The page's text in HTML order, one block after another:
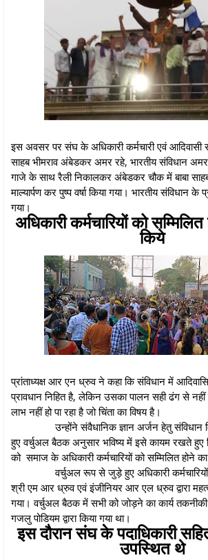
इस अवसर पर संघ के अधिकारी कर्मचारी एवं आदिवासी
साहब भीमराव अंबेडकर अमर रहे, भारतीय संविधान
गाजे के साथ रैली निकालकर अंबेडकर चौक में बाबा
माल्यार्पण कर पुष्प वर्षा किया गया। भारतीय संविधान के
गया।
अधिकारी कर्मचारियों को
किये
प्रांताध्यक्ष आर एन ध्रुव ने कहा कि संविधान में
प्रावधान निहित है, लेकिन उसका पालन सही ढंग से
लाभ नहीं हो पा रहा है जो चिंता का विषय है।
उन्होंने संवैधानिक ज्ञान अर्जन हेतु
हुए वर्चुअल बैठक अनुसार भविष्य में इसे कायम रखते हुए
को समाज के अधिकारी कर्मचारियों को सम्मिलित होने
वर्चुअल रूप से जुड़े हुए अधिकारी
श्री एम आर ध्रुव एवं इंजीनियर आर एल ध्रुव द्वारा
गया। वर्चुअल बैठक में सभी को जोड़ने का कार्य
गजलु पोडियम द्वारा किया गया था।
इस दौरान संघ के पदाधिकारी
उपस्थित थे